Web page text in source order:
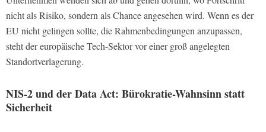
nicht als Risiko, sondern als Chance angesehen wird. Wenn es der
EU nicht gelingen sollte, die Rahmenbedingungen anzupassen,
steht der europäische Tech-Sektor vor einer groß angelegten
Standortverlagerung.
NIS-2 und der Data Act: Bürokratie-Wahnsinn statt
Sicherheit